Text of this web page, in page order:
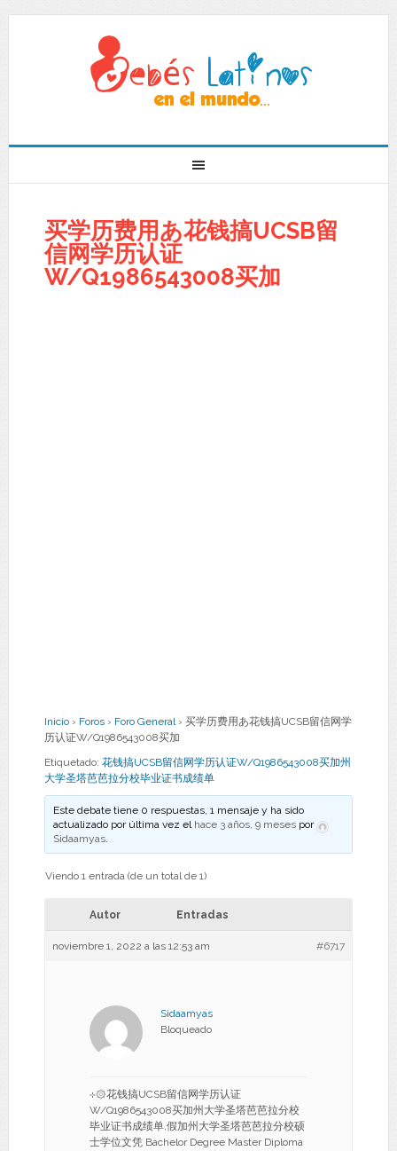
买学历费用あ花钱搞UCSB留
信网学历认证
W/Q1986543008买加
Inicio › Foros › Foro General › 买学历费用あ花钱搞UCSB留信网学
历认证W/Q1986543008买加
Etiquetado: 花钱搞UCSB留信网学历认证W/Q1986543008买加州
大学圣塔芭芭拉分校毕业证书成绩单
Este debate tiene 0 respuestas, 1 mensaje y ha sido
actualizado por última vez el hace 3 años, 9 meses por
Sidaamyas.
Viendo 1 entrada (de un total de 1)
Autor Entradas
noviembre 1, 2022 a las 12:53 am #6717
Sidaamyas
Bloqueado
⊹۞花钱搞UCSB留信网学历认证
W/Q1986543008买加州大学圣塔芭芭拉分校
毕业证书成绩单,假加州大学圣塔芭芭拉分校硕
士学位文凭 Bachelor Degree Master Diploma